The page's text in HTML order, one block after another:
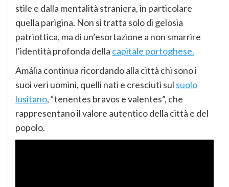
stile e dalla mentalità straniera, in particolare
quella parigina. Non si tratta solo di gelosia
patriottica, ma di un’esortazione a non smarrire
l’identità profonda della capitale portoghese.
Amália continua ricordando alla città chi sono i
suoi veri uomini, quelli nati e cresciuti sul suolo
lusitano, “tenentes bravos e valentes”, che
rappresentano il valore autentico della città e del
popolo.